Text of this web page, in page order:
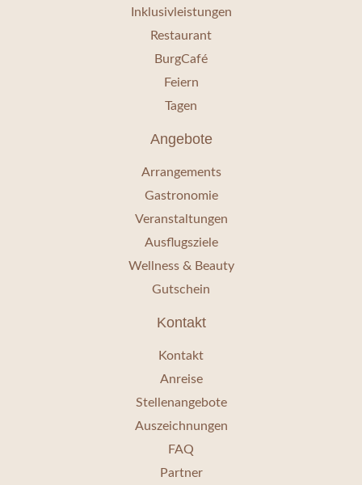
Inklusivleistungen
Restaurant
BurgCafé
Feiern
Tagen
Angebote
Arrangements
Gastronomie
Veranstaltungen
Ausflugsziele
Wellness & Beauty
Gutschein
Kontakt
Kontakt
Anreise
Stellenangebote
Auszeichnungen
FAQ
Partner